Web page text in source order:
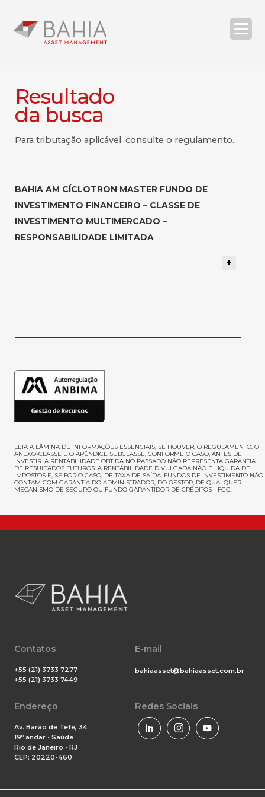
O BAHIA ASSET
| ENG
SEARCH
Resultado
da busca
Para tributação aplicável, consulte o regulamento.
BAHIA AM CÍCLOTRON MASTER FUNDO DE
INVESTIMENTO FINANCEIRO – CLASSE DE
INVESTIMENTO MULTIMERCADO –
RESPONSABILIDADE LIMITADA
+
LEIA A LÂMINA DE INFORMAÇÕES ESSENCIAIS, SE HOUVER, O REGULAMENTO, O
ANEXO-CLASSE E O APÊNDICE SUBCLASSE, CONFORME O CASO, ANTES DE
INVESTIR. A RENTABILIDADE OBTIDA NO PASSADO NÃO REPRESENTA GARANTIA
DE RESULTADOS FUTUROS. A RENTABILIDADE DIVULGADA NÃO É LÍQUIDA DE
IMPOSTOS E, SE FOR O CASO, DE TAXA DE SAÍDA. FUNDOS DE INVESTIMENTO NÃO
CONTAM COM GARANTIA DO ADMINISTRADOR, DO GESTOR, DE QUALQUER
MECANISMO DE SEGURO OU FUNDO GARANTIDOR DE CRÉDITOS - FGC.
Contatos
+55 (21) 3733 7277
+55 (21) 3733 7449
E-mail
bahiaasset@bahiaasset.com.br
Endereço
Av. Barão de Tefé, 34
19º andar • Saúde
Rio de Janeiro • RJ
CEP: 20220-460
Redes Sociais